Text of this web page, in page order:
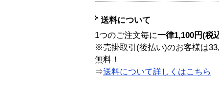
送料について
1つのご注文毎に一律1,100円(税
※売掛取引(後払い)のお客様は
無料！
⇒送料について詳しくはこちら